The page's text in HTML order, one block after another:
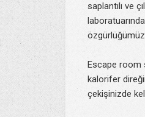
saplantılı ve
Escape room
kalorifer
çekişinizde